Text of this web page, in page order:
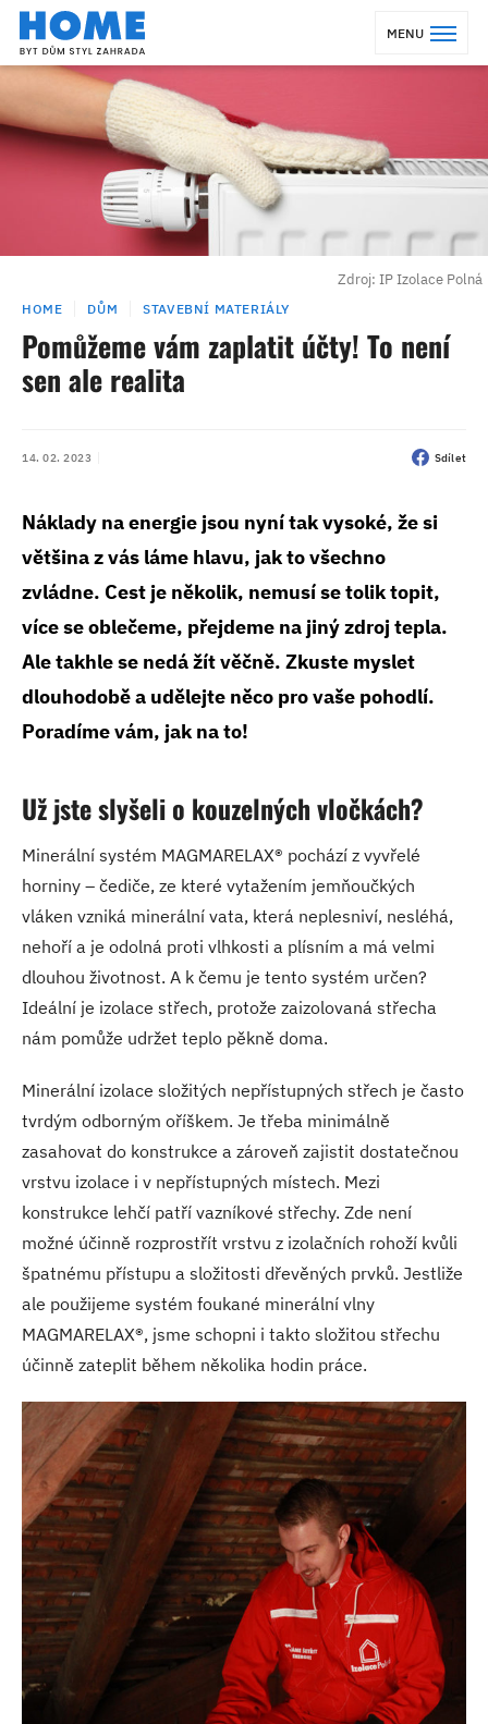
MENU
Zdroj: IP Izolace Polná
HOME DŮM STAVEBNÍ MATERIÁLY
Pomůžeme vám zaplatit účty! To není
sen ale realita
14. 02. 2023 Sdílet
Náklady na energie jsou nyní tak vysoké, že si
většina z vás láme hlavu, jak to všechno
zvládne. Cest je několik, nemusí se tolik topit,
více se oblečeme, přejdeme na jiný zdroj tepla.
Ale takhle se nedá žít věčně. Zkuste myslet
dlouhodobě a udělejte něco pro vaše pohodlí.
Poradíme vám, jak na to!
Už jste slyšeli o kouzelných vločkách?
Minerální systém MAGMARELAX® pochází z vyvřelé
horniny – čediče, ze které vytažením jemňoučkých
vláken vzniká minerální vata, která neplesniví, nesléhá,
nehoří a je odolná proti vlhkosti a plísním a má velmi
dlouhou životnost. A k čemu je tento systém určen?
Ideální je izolace střech, protože zaizolovaná střecha
nám pomůže udržet teplo pěkně doma.
Minerální izolace složitých nepřístupných střech je často
tvrdým odborným oříškem. Je třeba minimálně
zasahovat do konstrukce a zároveň zajistit dostatečnou
vrstvu izolace i v nepřístupných místech. Mezi
konstrukce lehčí patří vazníkové střechy. Zde není
možné účinně rozprostřít vrstvu z izolačních rohoží kvůli
špatnému přístupu a složitosti dřevěných prvků. Jestliže
ale použijeme systém foukané minerální vlny
MAGMARELAX®, jsme schopni i takto složitou střechu
účinně zateplit během několika hodin práce.